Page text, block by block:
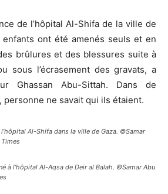
de l’hôpital Al-Shifa de la ville de
enfants ont été amenés seuls et en
brûlures et des blessures suite à
sous l’écrasement des gravats, a
Ghassan Abu-Sittah. Dans de
personne ne savait qui ils étaient.
Al-Shifa dans la ville de Gaza. ©Samar
à l’hôpital Al-Aqsa de Deir al Balah. ©Samar Abu